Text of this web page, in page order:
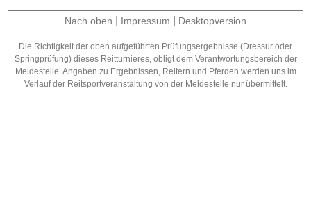
Nach oben Impressum Desktopversion
Die Richtigkeit der oben aufgeführten Prüfungsergebnisse (Dressur oder
Springprüfung) dieses Reitturnieres, obligt dem Verantwortungsbereich der
Meldestelle. Angaben zu Ergebnissen, Reitern und Pferden werden uns im
Verlauf der Reitsportveranstaltung von der Meldestelle nur übermittelt.